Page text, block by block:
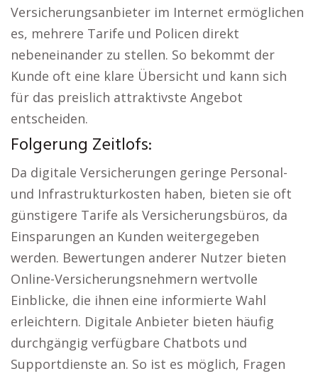
Versicherungsanbieter im Internet ermöglichen
es, mehrere Tarife und Policen direkt
nebeneinander zu stellen. So bekommt der
Kunde oft eine klare Übersicht und kann sich
für das preislich attraktivste Angebot
entscheiden.
Folgerung Zeitlofs:
Da digitale Versicherungen geringe Personal-
und Infrastrukturkosten haben, bieten sie oft
günstigere Tarife als Versicherungsbüros, da
Einsparungen an Kunden weitergegeben
werden. Bewertungen anderer Nutzer bieten
Online-Versicherungsnehmern wertvolle
Einblicke, die ihnen eine informierte Wahl
erleichtern. Digitale Anbieter bieten häufig
durchgängig verfügbare Chatbots und
Supportdienste an. So ist es möglich, Fragen